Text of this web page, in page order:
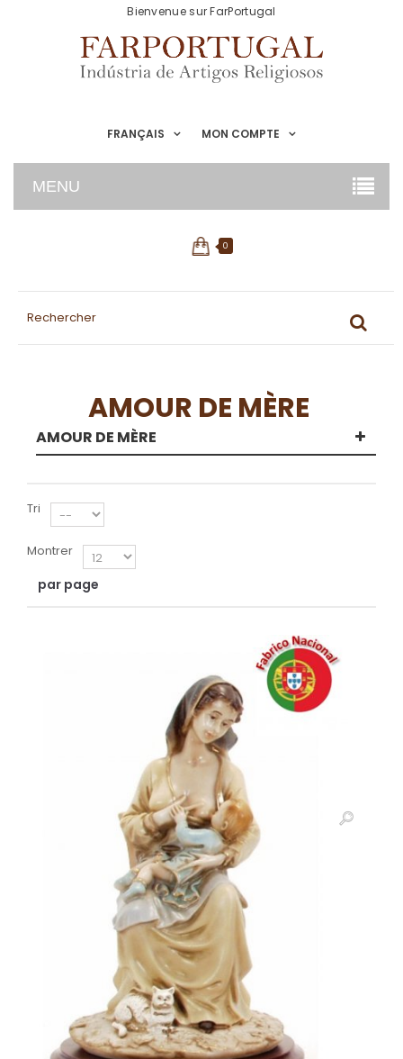
FRANÇAIS
Bienvenue sur FarPortugal
MON COMPTE
MENU
0
AMOUR DE MÈRE
AMOUR DE MÈRE
Tri
Montrer
par page